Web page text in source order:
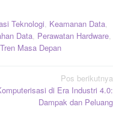
Teknologi, Keamanan Data,
Data, Perawatan Hardware,
Tren Masa Depan
Pos berikutnya
di Era Industri 4.0:
Dampak dan Peluang